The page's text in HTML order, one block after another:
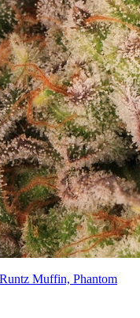
Muffin, Phantom